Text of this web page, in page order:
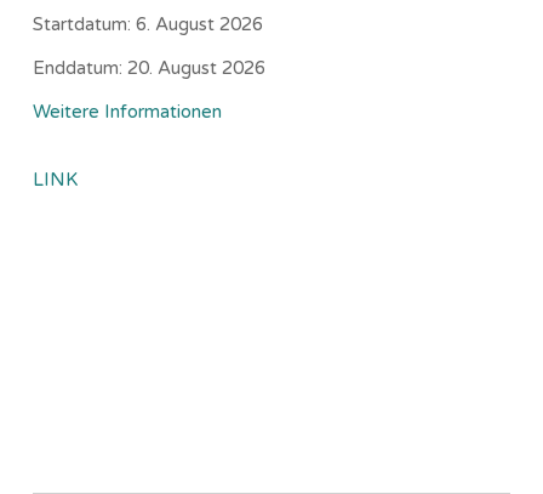
Startdatum: 6. August 2026
Enddatum: 20. August 2026
Weitere Informationen
LINK